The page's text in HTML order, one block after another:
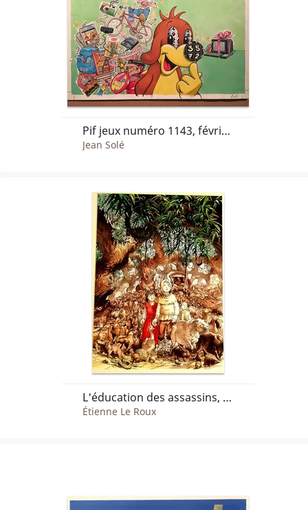
Pif jeux numéro 1143, février 1991 (4ème série)
Jean Solé
L'éducation des assassins, les délices de l'Orcan
Étienne Le Roux